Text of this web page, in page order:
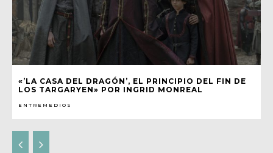
«’LA CASA DEL DRAGÓN’, EL PRINCIPIO DEL FIN DE
LOS TARGARYEN» POR INGRID MONREAL
ENTREMEDIOS